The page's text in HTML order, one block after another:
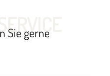
Sie gerne